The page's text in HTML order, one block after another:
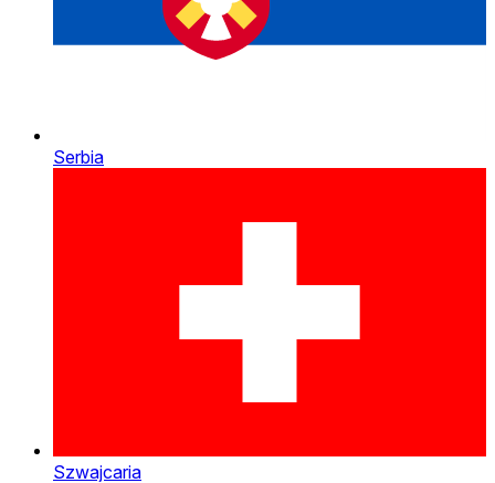
Serbia
Szwajcaria